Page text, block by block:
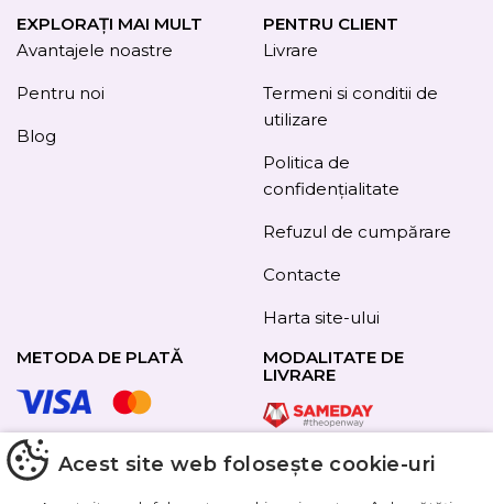
EXPLORAȚI MAI MULT
Avantajele noastre
Pentru noi
Blog
PENTRU CLIENT
Livrare
Termeni si conditii de
utilizare
Politica de
confidențialitate
Refuzul de cumpărare
Contacte
Harta site-ului
METODA DE PLATĂ
URMAȚI-NE
MODALITATE DE
LIVRARE
Acest site web folosește cookie-uri